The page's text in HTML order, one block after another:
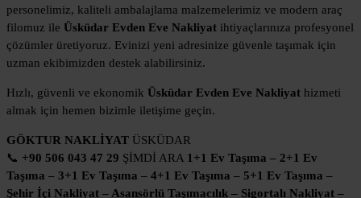
personelimiz, kaliteli ambalajlama malzemelerimiz ve modern araç
filomuz ile Üsküdar Evden Eve Nakliyat ihtiyaçlarınıza profesyonel
çözümler üretiyoruz. Evinizi yeni adresinize güvenle taşımak için
uzman ekibimizden destek alabilirsiniz.
Hızlı, güvenli ve ekonomik Üsküdar Evden Eve Nakliyat hizmeti
almak için hemen bizimle iletişime geçin.
GÖKTUR NAKLİYAT ÜSKÜDAR
📞 +90 506 043 47 29 ŞİMDİ ARA 1+1 Ev Taşıma – 2+1 Ev
Taşıma – 3+1 Ev Taşıma – 4+1 Ev Taşıma – 5+1 Ev Taşıma –
Şehir İçi Nakliyat – Asansörlü Taşımacılık – Sigortalı Nakliyat –